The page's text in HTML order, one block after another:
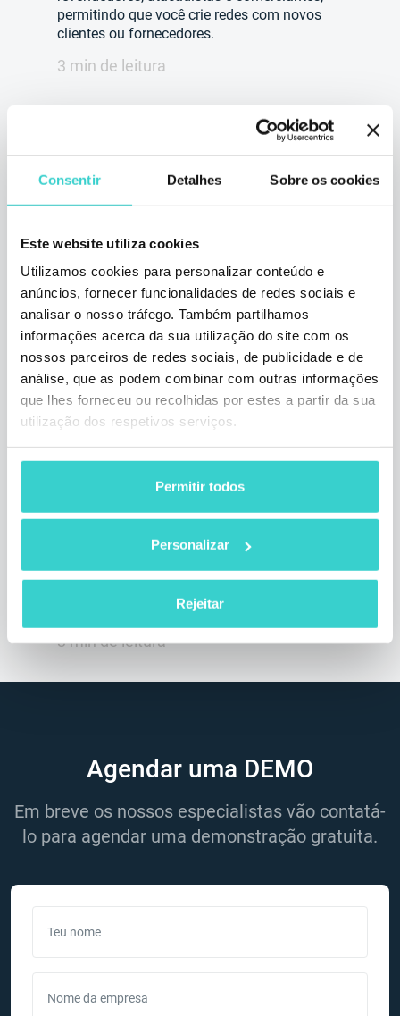
Consentir Detalhes Sobre os cookies
Este website utiliza cookies
Utilizamos cookies para personalizar conteúdo e
anúncios, fornecer funcionalidades de redes sociais e
analisar o nosso tráfego. Também partilhamos
informações acerca da sua utilização do site com os
nossos parceiros de redes sociais, de publicidade e de
análise, que as podem combinar com outras informações
que lhes forneceu ou recolhidas por estes a partir da sua
utilização dos respetivos serviços.
Permitir todos
Personalizar
Rejeitar
permitindo que você crie redes com novos
clientes ou fornecedores.
3 min de leitura
O MWC 2018 é o maior evento
mundial da indústria de
telefones móveis usados e
ocorrerá em Barcelona de 26 de
fevereiro a 1 de março de 2018
quinta-feira 01 março 2018
NSYS Group Team
A exposição atrai as melhores e mais
competitivas empresas do mercado de todo
o mundo. Essa poderosa mistura de
de nossos valiosos clientes. Para alguns
deles, será o primeiro encontro presencial
sucedida e realmente apreciamos isso!
3 min de leitura
Agendar uma DEMO
Em breve os nossos especialistas vão contatá-
lo para agendar uma demonstração gratuita.
Teu nome
Nome da empresa